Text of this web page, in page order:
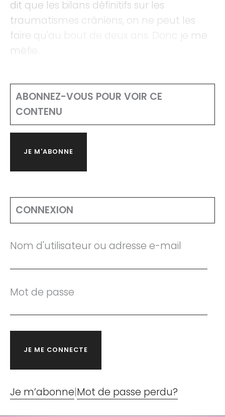
dit que les bilans définitifs sur les
traumatismes crâniens, on ne peut les
faire qu'au bout de deux ans. Donc je me
méfie.
ABONNEZ-VOUS POUR VOIR CE
CONTENU
JE M'ABONNE
CONNEXION
Nom d'utilisateur ou adresse e-mail
Mot de passe
Je m’abonne|Mot de passe perdu?